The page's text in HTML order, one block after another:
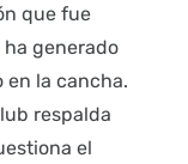
que fue
generado
en la cancha.
respalda
el